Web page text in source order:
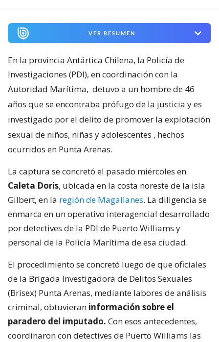
VER RESUMEN
En la provincia Antártica Chilena, la Policía de
Investigaciones (PDI), en coordinación con la
Autoridad Marítima, detuvo a un hombre de 46
años que se encontraba prófugo de la justicia y es
investigado por el delito de promover la explotación
sexual de niños, niñas y adolescentes , hechos
ocurridos en Punta Arenas.
La captura se concretó el pasado miércoles en
Caleta Doris, ubicada en la costa noreste de la isla
Gilbert, en la región de Magallanes. La diligencia se
enmarca en un operativo interagencial desarrollado
por detectives de la PDI de Puerto Williams y
personal de la Policía Marítima de esa ciudad.
El procedimiento se concretó luego de que oficiales
de la Brigada Investigadora de Delitos Sexuales
(Brisex) Punta Arenas, mediante labores de análisis
criminal, obtuvieran información sobre el
paradero del imputado. Con esos antecedentes,
coordinaron con detectives de Puerto Williams las